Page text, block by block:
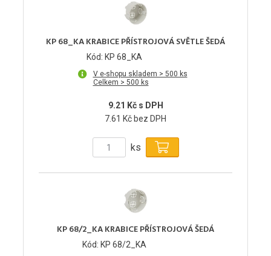
KP 68_KA KRABICE PŘÍSTROJOVÁ SVĚTLE ŠEDÁ
Kód: KP 68_KA
V e-shopu skladem > 500 ks
Celkem > 500 ks
9.21 Kč s DPH
7.61 Kč bez DPH
ks
KP 68/2_KA KRABICE PŘÍSTROJOVÁ ŠEDÁ
Kód: KP 68/2_KA